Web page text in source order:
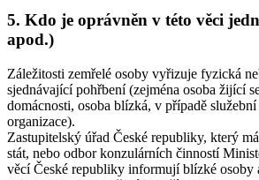
5. Kdo je oprávněn v této věci
apod.)
Záležitosti zemřelé osoby vyřizuje fyzická
sjednávající pohřbení (zejména osoba žijící
domácnosti, osoba blízká, v případě
organizace).
Zastupitelský úřad České republiky, který
stát, nebo odbor konzulárních činností
věcí České republiky informují blízké osoby